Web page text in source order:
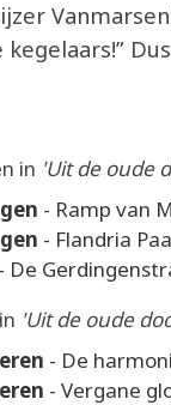
in 'Uit de oude
- Ramp van
- Flandria
- De
'Uit de oude
- De
- Vergane